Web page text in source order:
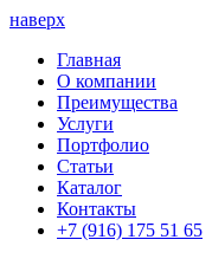
наверх
Главная
О компании
Преимущества
Услуги
Портфолио
Статьи
Каталог
Контакты
+7 (916) 175 51 65